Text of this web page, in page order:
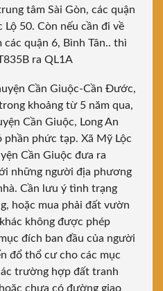
tâm Sài Gòn, các quận
50. Còn nếu cần đi về
các quận 6, Bình Tân.. thì
ra QL1A
Cần Giuộc-Cần Đước,
khoảng từ 5 năm qua,
Cần Giuộc, Long An
phức tạp. Xã Mỹ Lộc
Cần Giuộc đưa ra
những người địa phương
Cần lưu ý tình trạng
hoặc mua phải đất vườn
không được phép
đích ban đầu của người
đổ thổ cư cho các mục
trường hợp đất tranh
chưa có đường giao